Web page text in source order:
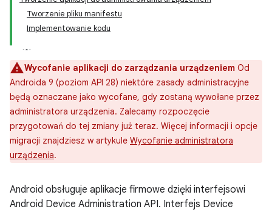
Tworzenie pliku manifestu
Implementowanie kodu
Wycofanie aplikacji do zarządzania urządzeniem Od
Androida 9 (poziom API 28) niektóre zasady administracyjne
będą oznaczane jako wycofane, gdy zostaną wywołane przez
administratora urządzenia. Zalecamy rozpoczęcie
przygotowań do tej zmiany już teraz. Więcej informacji i opcje
migracji znajdziesz w artykule Wycofanie administratora
urządzenia.
Android obsługuje aplikacje firmowe dzięki interfejsowi
Android Device Administration API. Interfejs Device